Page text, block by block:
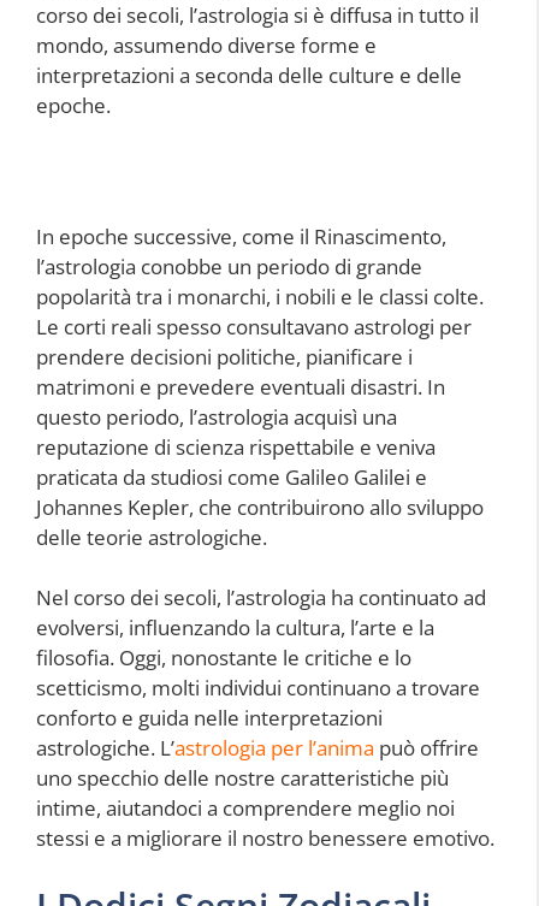
corso dei secoli, l’astrologia si è diffusa in tutto il
mondo, assumendo diverse forme e
interpretazioni a seconda delle culture e delle
epoche.
In epoche successive, come il Rinascimento,
l’astrologia conobbe un periodo di grande
popolarità tra i monarchi, i nobili e le classi colte.
Le corti reali spesso consultavano astrologi per
prendere decisioni politiche, pianificare i
matrimoni e prevedere eventuali disastri. In
questo periodo, l’astrologia acquisì una
reputazione di scienza rispettabile e veniva
praticata da studiosi come Galileo Galilei e
Johannes Kepler, che contribuirono allo sviluppo
delle teorie astrologiche.
Nel corso dei secoli, l’astrologia ha continuato ad
evolversi, influenzando la cultura, l’arte e la
filosofia. Oggi, nonostante le critiche e lo
scetticismo, molti individui continuano a trovare
conforto e guida nelle interpretazioni
astrologiche. L’astrologia per l’anima può offrire
uno specchio delle nostre caratteristiche più
intime, aiutandoci a comprendere meglio noi
stessi e a migliorare il nostro benessere emotivo.